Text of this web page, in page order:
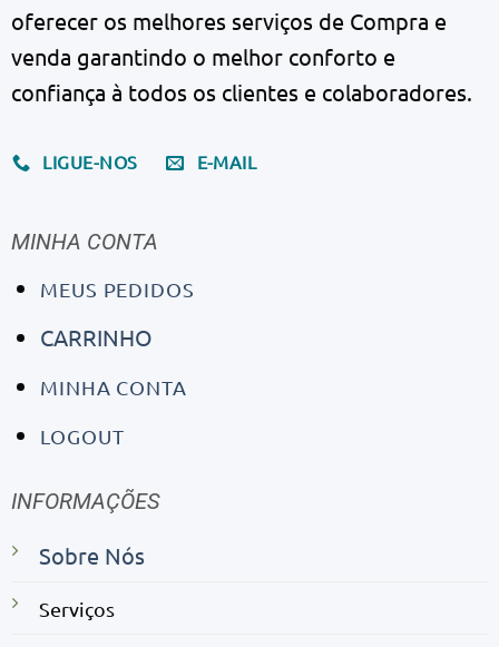
oferecer os melhores serviços de Compra e
venda garantindo o melhor conforto e
confiança à todos os clientes e colaboradores.
LIGUE-NOS E-MAIL
MINHA CONTA
MEUS PEDIDOS
CARRINHO
MINHA CONTA
LOGOUT
INFORMAÇÕES
Sobre Nós
Serviços